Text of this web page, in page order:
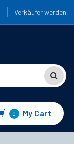
Verkäufer werden
0 My Cart